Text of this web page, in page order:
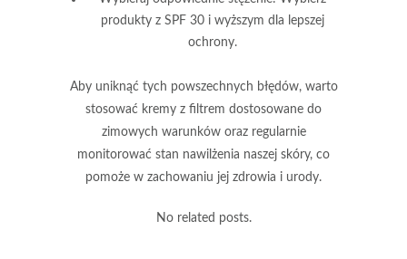
produkty z SPF 30 i wyższym dla lepszej
ochrony.
Aby uniknąć tych powszechnych błędów, warto
stosować kremy z filtrem dostosowane do
zimowych warunków oraz regularnie
monitorować stan nawilżenia naszej skóry, co
pomoże w zachowaniu jej zdrowia i urody.
No related posts.